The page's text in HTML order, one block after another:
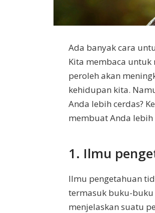
Ada banyak cara
Kita membaca
peroleh akan
kehidupan kita.
Anda lebih cerdas?
membuat Anda
1. Ilmu
Ilmu pengetahuan
termasuk buku-
menjelaskan suatu